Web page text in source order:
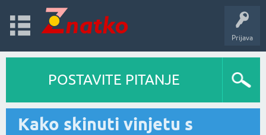
Prijava
POSTAVITE PITANJE
Kako skinuti vinjetu s